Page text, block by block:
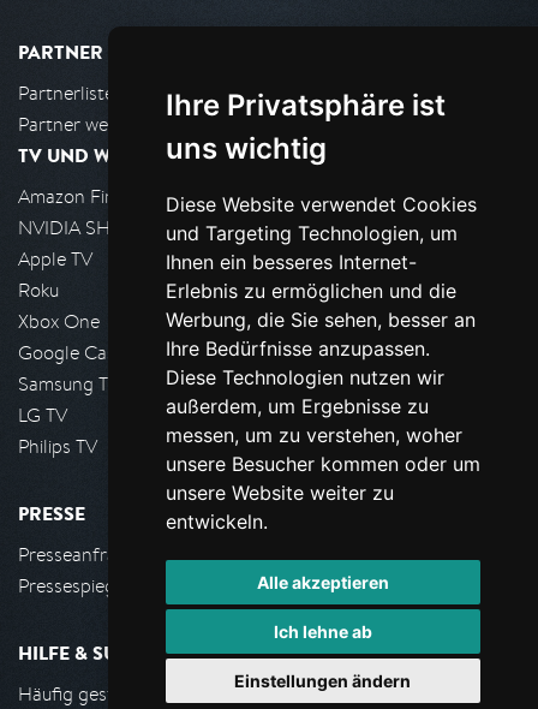
Ihre Privatsphäre ist
uns wichtig
Diese Website verwendet Cookies
und Targeting Technologien, um
Ihnen ein besseres Internet-
Erlebnis zu ermöglichen und die
Werbung, die Sie sehen, besser an
Ihre Bedürfnisse anzupassen.
Diese Technologien nutzen wir
außerdem, um Ergebnisse zu
messen, um zu verstehen, woher
unsere Besucher kommen oder um
unsere Website weiter zu
entwickeln.
Alle akzeptieren
Ich lehne ab
Einstellungen ändern
PARTNER
Partnerliste
Partner werden
TV UND WOHNZIMMER
Amazon FireTV
NVIDIA SHIELD, Google TV
Apple TV
Roku
Xbox One
Google Cast
Samsung TV
LG TV
Philips TV
PRESSE
Presseanfrage stellen
Pressespiegel
HILFE & SUPPORT
Häufig gestellte Fragen